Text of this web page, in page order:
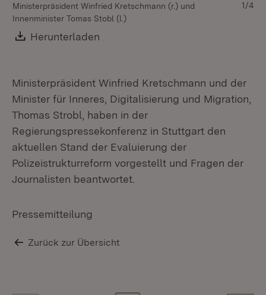
Ministerpräsident Winfried Kretschmann (r.) und
Innenminister Tomas Stobl (l.)
Download:
Herunterladen
1/4
Ministerpräsident Winfried Kretschmann und der
Minister für Inneres, Digitalisierung und Migration,
Thomas Strobl, haben in der
Regierungspressekonferenz in Stuttgart den
aktuellen Stand der Evaluierung der
Polizeistrukturreform vorgestellt und Fragen der
Journalisten beantwortet.
Pressemitteilung
Zurück zur Übersicht